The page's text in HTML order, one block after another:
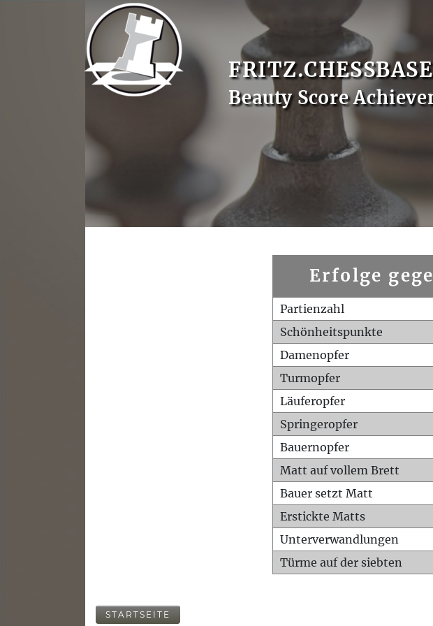
Beauty Score
Erfolge
Partienzahl
Schönheitspunkte
Damenopfer
Turmopfer
Läuferopfer
Springeropfer
Bauernopfer
Matt auf vollem Brett
Bauer setzt Matt
Erstickte Matts
Unterverwandlungen
Türme auf der siebten
STARTSEITE